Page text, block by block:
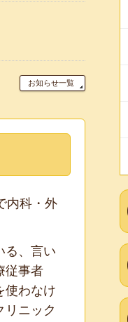
お知らせ一覧
内科・外
る、言い
従事者
使わなけ
リニック